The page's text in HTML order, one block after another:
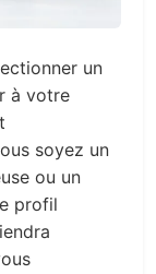
un
à votre
soyez un
ou un
profil